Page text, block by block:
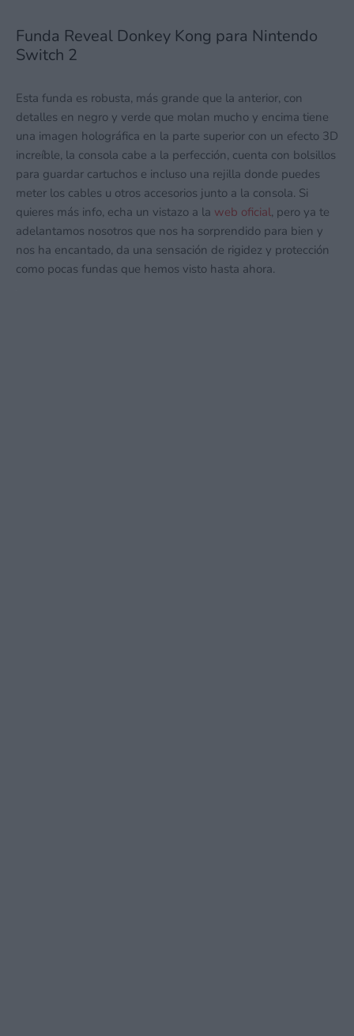
Funda Reveal Donkey Kong para Nintendo
Switch 2
Esta funda es robusta, más grande que la anterior, con
detalles en negro y verde que molan mucho y encima tiene
una imagen holográfica en la parte superior con un efecto 3D
increíble, la consola cabe a la perfección, cuenta con bolsillos
para guardar cartuchos e incluso una rejilla donde puedes
meter los cables u otros accesorios junto a la consola. Si
quieres más info, echa un vistazo a la web oficial, pero ya te
adelantamos nosotros que nos ha sorprendido para bien y
nos ha encantado, da una sensación de rigidez y protección
como pocas fundas que hemos visto hasta ahora.